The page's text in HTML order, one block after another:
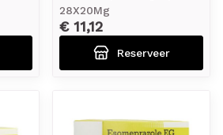
28X20Mg
€ 11,12
Reserveer